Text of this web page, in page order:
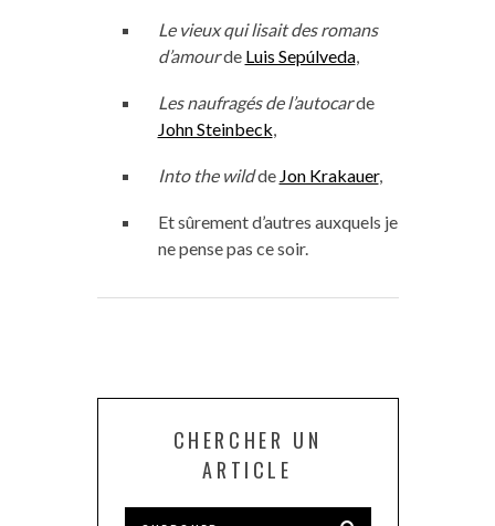
Le vieux qui lisait des romans
d’amourde Luis Sepúlveda,
Les naufragés de l’autocarde
John Steinbeck,
Into the wildde Jon Krakauer,
Et sûrement d’autres auxquels je
ne pense pas ce soir.
CHERCHER UN
ARTICLE